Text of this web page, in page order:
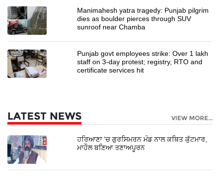
Manimahesh yatra tragedy: Punjab pilgrim
dies as boulder pierces through SUV
sunroof near Chamba
Punjab govt employees strike: Over 1 lakh
staff on 3-day protest; registry, RTO and
certificate services hit
LATEST NEWS VIEW MORE...
ਹਰਿਆਣਾ 'ਚ ਗੁਰਸਿਮਰਨ ਮੰਡ ਨਾਲ ਕਥਿਤ ਕੁੱਟਮਾਰ,
ਮਾਹੌਲ ਬਣਿਆ ਤਣਾਅਪੂਰਨ